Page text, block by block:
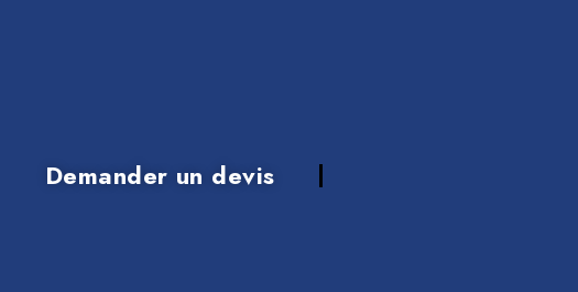
Demander un devis